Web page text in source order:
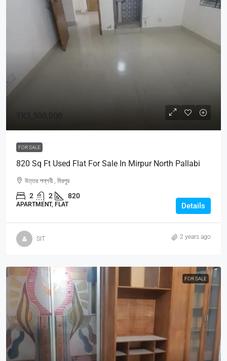
FOR SALE
820 Sq Ft Used Flat For Sale In Mirpur North Pallabi
উত্তর পল্লবী , মিরপুর
2 2 820
APARTMENT, FLAT Details
SIT 2 years ago
FOR SALE